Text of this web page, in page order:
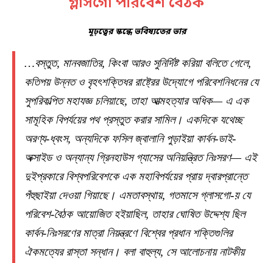
মূঢ়ত্বের স্কন্ধে ভবিষ্যতের ভার
…বস্তুত, মানবজাতির, কিংবা আরও সুনির্দিষ্ট করিয়া বলিতে গেলে,
কতিপয় উন্নত ও বৃহৎশক্তিধর রাষ্ট্রের উদ্যোগে পরিবেশনিধনের যে
সুপরিকল্পিত মহাযজ্ঞ চলিয়াছে, তাহা আত্মহত্যার অধিক— এ এক
সামূহিক বিপর্যয়ের পথ প্রস্তুত করার সামিল। একদিকে যথেচ্ছ
অরণ্য-ধ্বংস, অন্যদিকে ফসিল জ্বালানি পুড়াইয়া কার্বন-ডাই-
অক্সাইড ও অন্যান্য গ্রিনহাউস গ্যাসের অনিয়ন্ত্রিত নিঃসরণ— এই
দুইপ্রকারে বিশ্বপরিবেশকে এক মহাবিপর্যয়ের প্রায় দ্বারপ্রান্তে
পঁহুছাইয়া দেওয়া গিয়াছে। এমতাবস্থায়, গতমাসে গ্লাসগো-য় যে
পরিবেশ-বৈঠক আয়োজিত হইয়াছিল, তাহার ঘোষিত উদ্দেশ্য ছিল
কার্বন-নিঃসরণের মাত্রা নিয়ন্ত্রণে বিশ্বের প্রধান শক্তিগুলির
ঐকমত্যের রাস্তা সন্ধান। বলা বাহুল্য, সে আলোচনায় নাটকীয়